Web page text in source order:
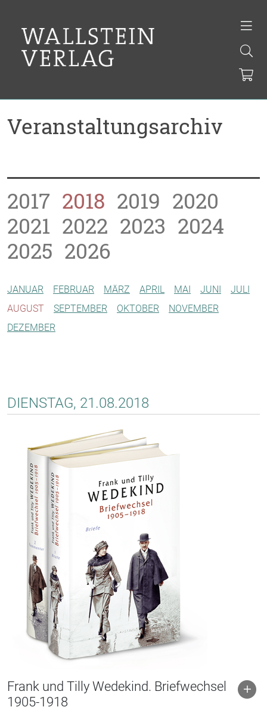
Veranstaltungsarchiv
2017 2018 2019 2020
2021 2022 2023 2024
2025 2026
JANUAR FEBRUAR MÄRZ APRIL MAI JUNI
JULI
AUGUST
SEPTEMBER OKTOBER
NOVEMBER
DEZEMBER
DIENSTAG, 21.08.2018
Frank und Tilly Wedekind. Briefwechsel
1905-1918